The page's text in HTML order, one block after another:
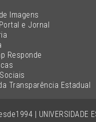
| UNIVERSIDADE
Imagens
e Jornal
Responde
Transparência Estadual